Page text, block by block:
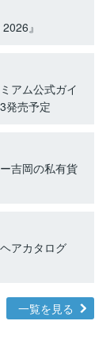
』
アム公式ガイ
発売予定
吉岡の私有貨
アカタログ
一覧を見る